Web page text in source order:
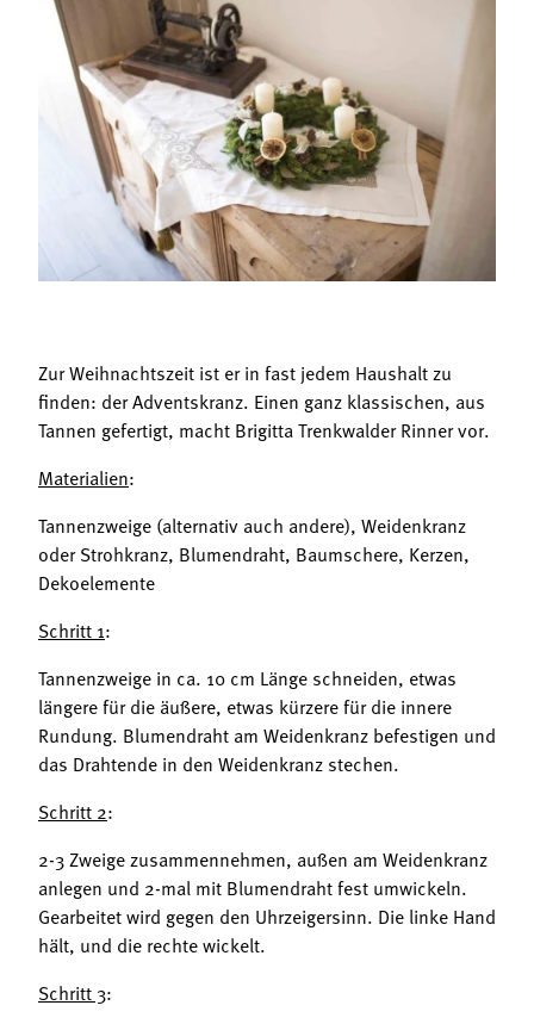
Mitgliedschaft
Landessekretariat
Bäuerliche Buffets
Hofgeschichten
Zur Weihnachtszeit ist er in fast jedem Haushalt zu
finden: der Adventskranz. Einen ganz klassischen, aus
Tannen gefertigt, macht Brigitta Trenkwalder Rinner vor.
Materialien:
Tannenzweige (alternativ auch andere), Weidenkranz
oder Strohkranz, Blumendraht, Baumschere, Kerzen,
Dekoelemente
Schritt 1:
Tannenzweige in ca. 10 cm Länge schneiden, etwas
längere für die äußere, etwas kürzere für die innere
Rundung. Blumendraht am Weidenkranz befestigen und
das Drahtende in den Weidenkranz stechen.
Schritt 2:
2-3 Zweige zusammennehmen, außen am Weidenkranz
anlegen und 2-mal mit Blumendraht fest umwickeln.
Gearbeitet wird gegen den Uhrzeigersinn. Die linke Hand
hält, und die rechte wickelt.
Schritt 3: